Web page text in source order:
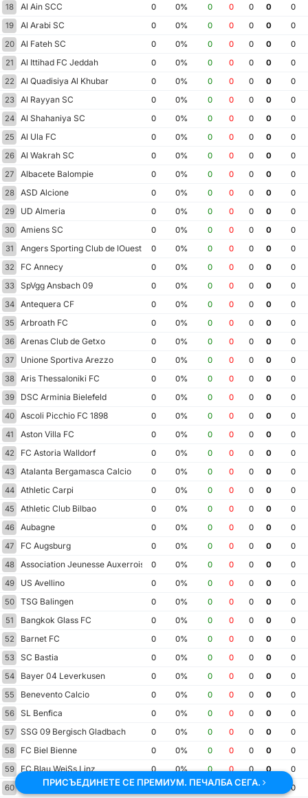
18
Al Ain SCC 0 0% 0 0 0 0
0
19
Al Arabi SC 0 0% 0 0 0 0
0
20
Al Fateh SC 0 0% 0 0 0 0
0
21
Al Ittihad FC Jeddah 0 0% 0 0 0 0
0
22
Al Quadisiya Al Khubar 0 0% 0 0 0 0
0
23
Al Rayyan SC 0 0% 0 0 0 0
0
24
Al Shahaniya SC 0 0% 0 0 0 0
0
25
Al Ula FC 0 0% 0 0 0 0
0
26
Al Wakrah SC 0 0% 0 0 0 0
0
27
Albacete Balompie 0 0% 0 0 0 0
0
28
ASD Alcione 0 0% 0 0 0 0
0
29
UD Almeria 0 0% 0 0 0 0
0
30
Amiens SC 0 0% 0 0 0 0
0
31
Angers Sporting Club de lOuest 0 0% 0 0 0 0
0
32
FC Annecy 0 0% 0 0 0 0
0
33
SpVgg Ansbach 09 0 0% 0 0 0 0
0
34
Antequera CF 0 0% 0 0 0 0
0
35
Arbroath FC 0 0% 0 0 0 0
0
36
Arenas Club de Getxo 0 0% 0 0 0 0
0
37
Unione Sportiva Arezzo 0 0% 0 0 0 0
0
38
Aris Thessaloniki FC 0 0% 0 0 0 0
0
39
DSC Arminia Bielefeld 0 0% 0 0 0 0
0
40
Ascoli Picchio FC 1898 0 0% 0 0 0 0
0
41
Aston Villa FC 0 0% 0 0 0 0
0
42
FC Astoria Walldorf 0 0% 0 0 0 0
0
43
Atalanta Bergamasca Calcio 0 0% 0 0 0 0
0
44
Athletic Carpi 0 0% 0 0 0 0
0
45
Athletic Club Bilbao 0 0% 0 0 0 0
0
46
Aubagne 0 0% 0 0 0 0
0
47
FC Augsburg 0 0% 0 0 0 0
0
48
Association Jeunesse Auxerroise 0 0% 0 0 0 0
0
49
US Avellino 0 0% 0 0 0 0
0
50
TSG Balingen 0 0% 0 0 0 0
0
51
Bangkok Glass FC 0 0% 0 0 0 0
0
52
Barnet FC 0 0% 0 0 0 0
0
53
SC Bastia 0 0% 0 0 0 0
0
54
Bayer 04 Leverkusen 0 0% 0 0 0 0
0
55
Benevento Calcio 0 0% 0 0 0 0
0
56
SL Benfica 0 0% 0 0 0 0
0
57
SSG 09 Bergisch Gladbach 0 0% 0 0 0 0
0
58
FC Biel Bienne 0 0% 0 0 0 0
0
59
FC Blau WeiSs Linz 0 0% 0 0 0 0
0
60
VfL Bochum 1848 0 0% 0 0 0 0
ПРИСЪЕДИНЕТЕ СЕ ПРЕМИУМ. ПЕЧАЛБА СЕГА.